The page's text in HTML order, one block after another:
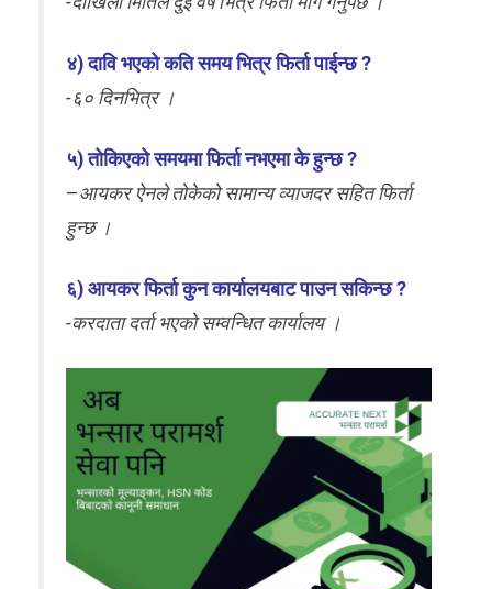
४) दावि भएको कति समय भित्र फिर्ता पाईन्छ ?
-६० दिनभित्र ।
५) तोकिएको समयमा फिर्ता नभएमा के हुन्छ ?
–आयकर ऐनले तोकेको सामान्य व्याजदर सहित फिर्ता
हुन्छ ।
६) आयकर फिर्ता कुन कार्यालयबाट पाउन सकिन्छ ?
-करदाता दर्ता भएको सम्वन्धित कार्यालय ।